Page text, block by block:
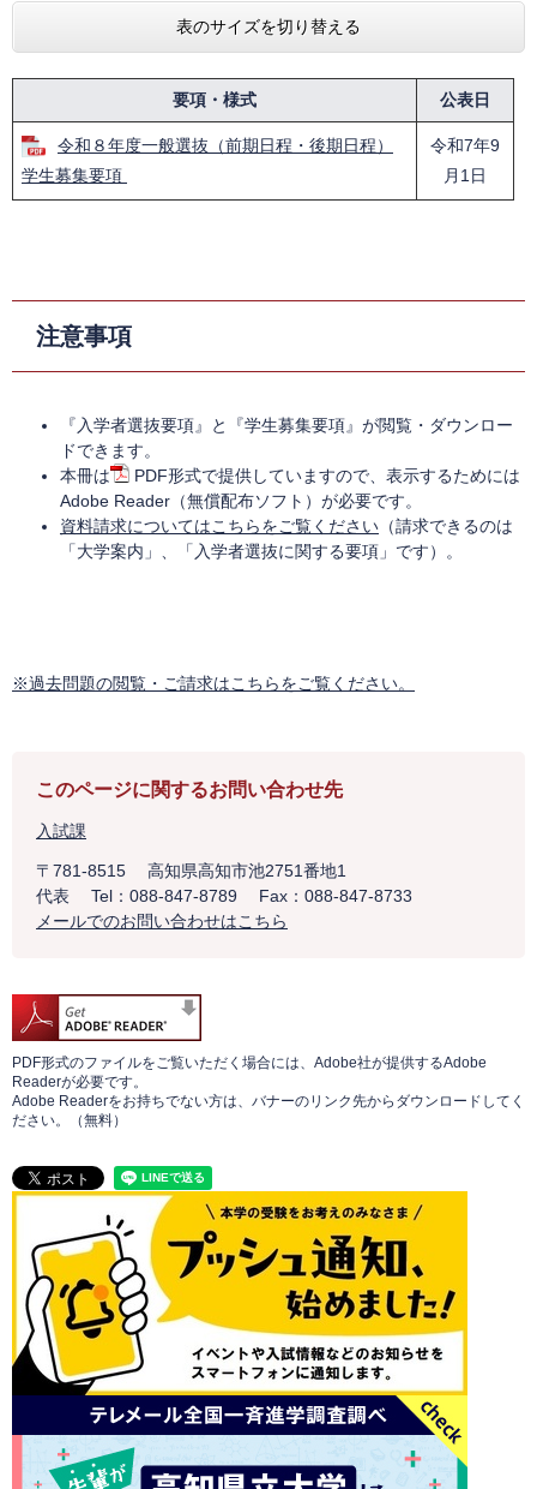
表のサイズを切り替える
要項・様式 公表日
令和８年度一般選抜（前期日程・後期日程）
学生募集要項
令和7年9
月1日
注意事項
『入学者選抜要項』と『学生募集要項』が閲覧・ダウンロー
ドできます。
本冊は
PDF形式で提供していますので、表示するためには
Adobe Reader（無償配布ソフト）が必要です。
資料請求についてはこちらをご覧ください （請求できるのは
「大学案内」、「入学者選抜に関する要項」です）。
※過去問題の閲覧・ご請求はこちらをご覧ください。
このページに関するお問い合わせ先
入試課
〒781-8515
高知県高知市池2751番地1
代表
Tel：088-847-8789
Fax：088-847-8733
メールでのお問い合わせはこちら
PDF形式のファイルをご覧いただく場合には、Adobe社が提供するAdobe
Readerが必要です。
Adobe Readerをお持ちでない方は、バナーのリンク先からダウンロードしてく
ださい。（無料）